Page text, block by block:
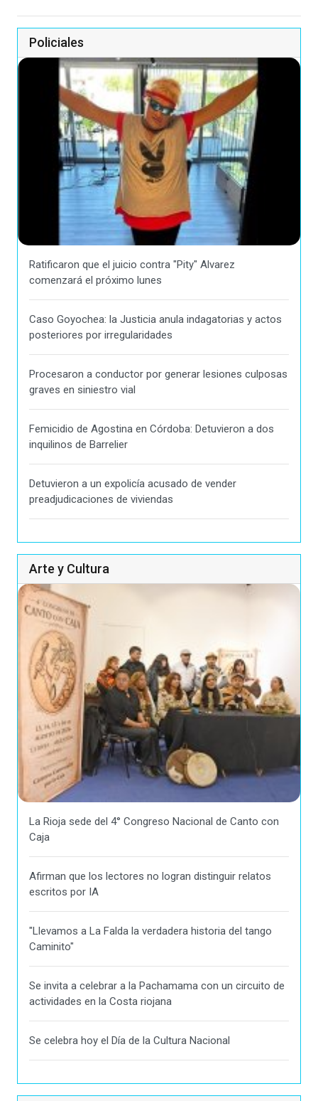
Policiales
Ratificaron que el juicio contra "Pity" Alvarez
comenzará el próximo lunes
Caso Goyochea: la Justicia anula indagatorias y actos
posteriores por irregularidades
Procesaron a conductor por generar lesiones culposas
graves en siniestro vial
Femicidio de Agostina en Córdoba: Detuvieron a dos
inquilinos de Barrelier
Detuvieron a un expolicía acusado de vender
preadjudicaciones de viviendas
Arte y Cultura
La Rioja sede del 4° Congreso Nacional de Canto con
Caja
Afirman que los lectores no logran distinguir relatos
escritos por IA
"Llevamos a La Falda la verdadera historia del tango
Caminito"
Se invita a celebrar a la Pachamama con un circuito de
actividades en la Costa riojana
Se celebra hoy el Día de la Cultura Nacional